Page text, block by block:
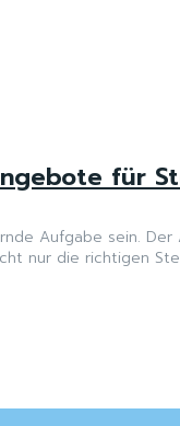
für
Aufgabe sein.
nur die richtigen